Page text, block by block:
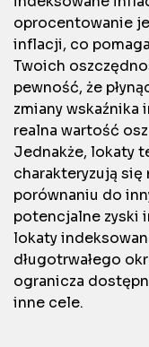
oprocentowanie
inflacji, co
Twoich
pewność, że
zmiany wskaźnika
realna wartość
Jednakże, lokaty
charakteryzują
porównaniu do
potencjalne zyski
lokaty
długotrwałego
ogranicza
inne cele.